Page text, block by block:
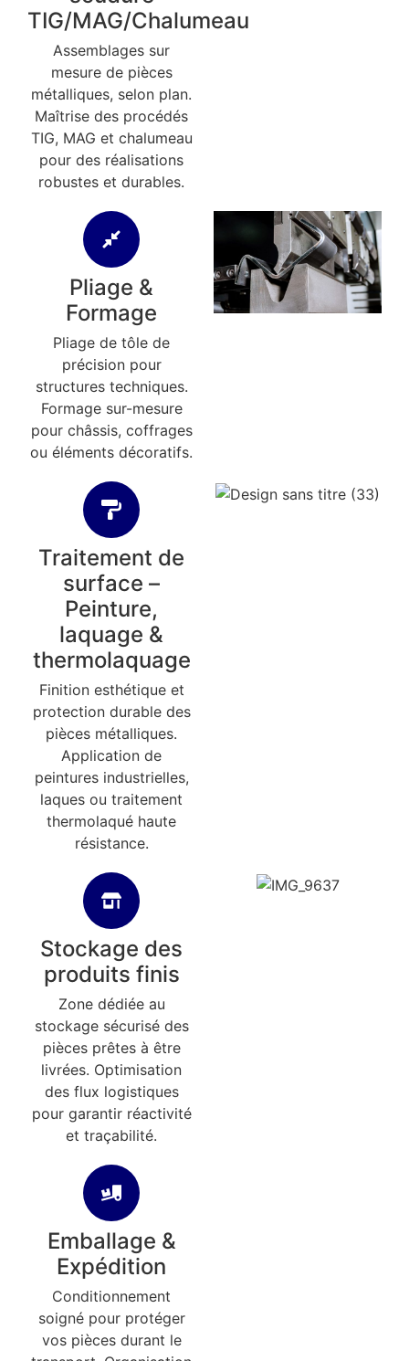
TIG/MAG/Chalumeau
Assemblages sur
mesure de pièces
métalliques, selon plan.
Maîtrise des procédés
TIG, MAG et chalumeau
pour des réalisations
robustes et durables.
Pliage &
Formage
Pliage de tôle de
précision pour
structures techniques.
Formage sur-mesure
pour châssis, coffrages
ou éléments décoratifs.
Traitement de
surface –
Peinture,
laquage &
thermolaquage
Finition esthétique et
protection durable des
pièces métalliques.
Application de
peintures industrielles,
laques ou traitement
thermolaqué haute
résistance.
Stockage des
produits finis
Zone dédiée au
stockage sécurisé des
pièces prêtes à être
livrées. Optimisation
des flux logistiques
pour garantir réactivité
et traçabilité.
Emballage &
Expédition
Conditionnement
soigné pour protéger
vos pièces durant le